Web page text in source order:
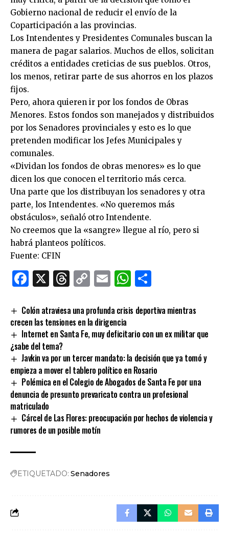
Gobierno nacional de reducir el envío de la
Coparticipación a las provincias.
Los Intendentes y Presidentes Comunales buscan la
manera de pagar salarios. Muchos de ellos, solicitan
créditos a entidades creticias de sus pueblos. Otros,
los menos, retirar parte de sus ahorros en los plazos
fijos.
Pero, ahora quieren ir por los fondos de Obras
Menores. Estos fondos son manejados y distribuidos
por los Senadores provinciales y esto es lo que
pretenden modificar los Jefes Municipales y
comunales.
«Dividan los fondos de obras menores» es lo que
dicen los que conocen el territorio más cerca.
Una parte que los distribuyan los senadores y otra
parte, los Intendentes. «No queremos más
obstáculos», señaló otro Intendente.
No creemos que la «sangre» llegue al río, pero si
habrá planteos políticos.
Fuente: CFIN
Facebook
X Threads
CopyEmailWhatsApp
Colón atraviesa una profunda crisis deportiva mientras
crecen las tensiones en la dirigencia
Internet en Santa Fe, muy deficitario con un ex militar que
¿sabe del tema?
Javkin va por un tercer mandato: la decisión que ya tomó y
empieza a mover el tablero político en Rosario
Polémica en el Colegio de Abogados de Santa Fe por una
denuncia de presunto prevaricato contra un profesional
matriculado
Cárcel de Las Flores: preocupación por hechos de violencia y
rumores de un posible motín
ETIQUETADO: Senadores